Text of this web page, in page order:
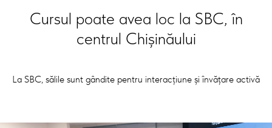
Cursul poate avea loc la SBC, în
centrul Chișinăului
La SBC, sălile sunt gândite pentru interacțiune și învățare activă